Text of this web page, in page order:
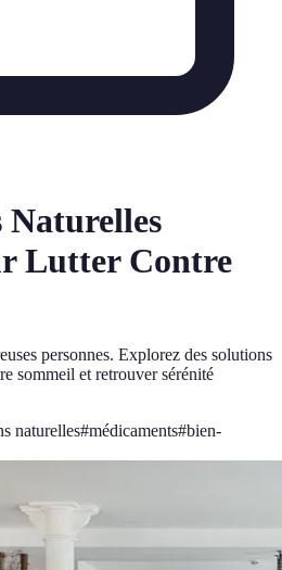
Naturelles
Lutter Contre
personnes. Explorez des solutions
sommeil et retrouver sérénité
naturelles#médicaments#bien-